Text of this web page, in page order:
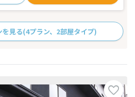
を見る(4プラン、2部屋タイプ)